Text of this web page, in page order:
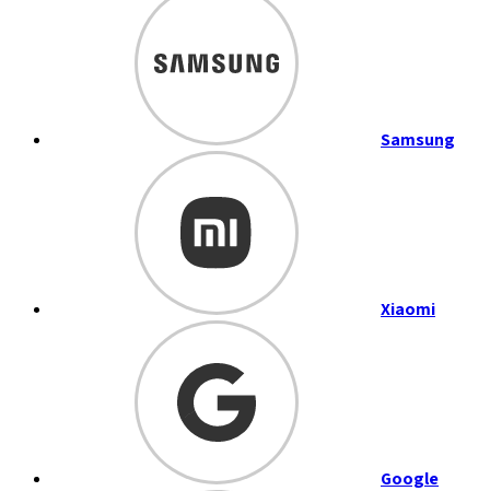
Samsung
Xiaomi
Google